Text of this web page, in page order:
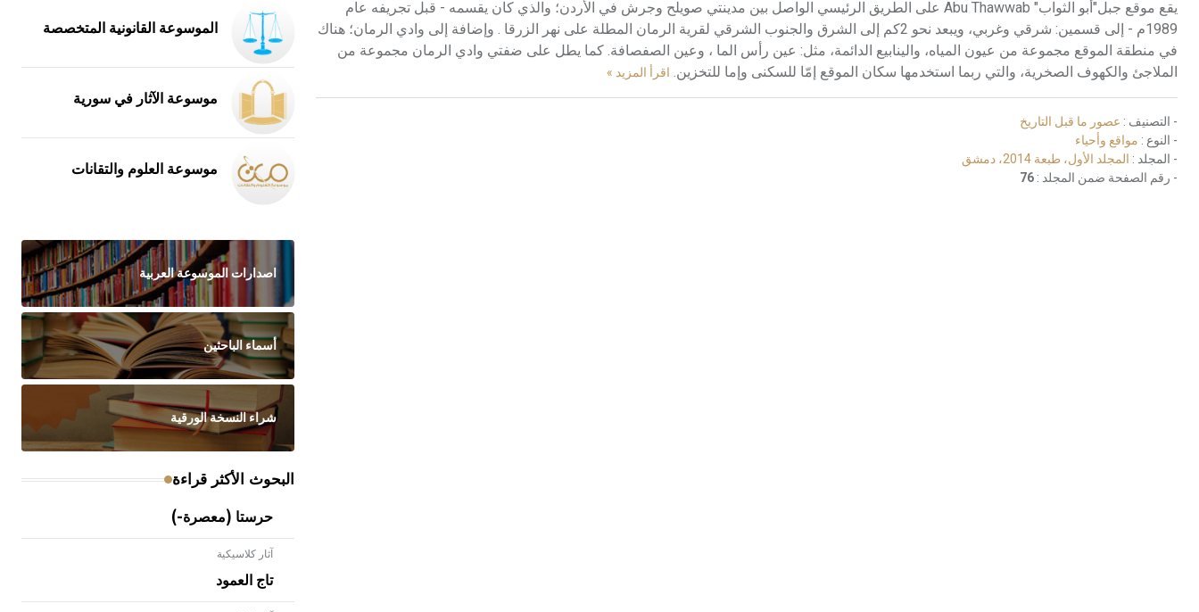
يقع موقع جبل"أبو الثواب" Abu Thawwab على الطريق الرئيسي الواصل بين مدينتي صويلح وجرش في الأردن؛ والذي كان يقسمه - قبل تجريفه عام
1989م - إلى قسمين: شرقي وغربي، ويبعد نحو 2كم إلى الشرق والجنوب الشرقي لقرية الرمان المطلة على نهر الزرقا . وإضافة إلى وادي الرمان؛ هناك
في منطقة الموقع مجموعة من عيون المياه، والينابيع الدائمة، مثل: عين رأس الما ، وعين الصفصافة. كما يطل على ضفتي وادي الرمان مجموعة من
الملاجئ والكهوف الصخرية، والتي ربما استخدمها سكان الموقع إمّا للسكنى وإما للتخزين. اقرأ المزيد »
- التصنيف : عصور ما قبل التاريخ
- النوع : مواقع وأحياء
- المجلد : المجلد الأول، طبعة 2014، دمشق
- رقم الصفحة ضمن المجلد : 76
الموسوعة القانونية المتخصصة
موسوعة الآثار في سورية
موسوعة العلوم والتقانات
اصدارات الموسوعة العربية
أسماء الباحثين
شراء النسخة الورقية
البحوث الأكثر قراءة
حرستا (معصرة-)
آثار كلاسيكية
تاج العمود